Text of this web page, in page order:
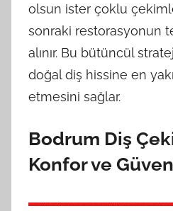
olsun ister çoklu
sonraki restorasyonun
alınır. Bu bütüncül
doğal diş hissine en
etmesini sağlar.
Bodrum Diş
Konfor ve